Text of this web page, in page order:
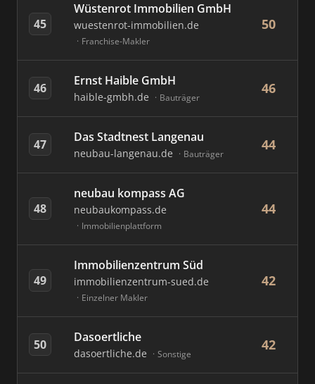
45
Wüstenrot Immobilien GmbH
wuestenrot-immobilien.de
Franchise-Makler
50
46 Ernst Haible GmbH
haible-gmbh.de Bauträger
46
47 Das Stadtnest Langenau
neubau-langenau.de Bauträger
44
48
neubau kompass AG
neubaukompass.de
Immobilienplattform
44
49
Immobilienzentrum Süd
immobilienzentrum-sued.de
Einzelner Makler
42
50 Dasoertliche
dasoertliche.de Sonstige
42